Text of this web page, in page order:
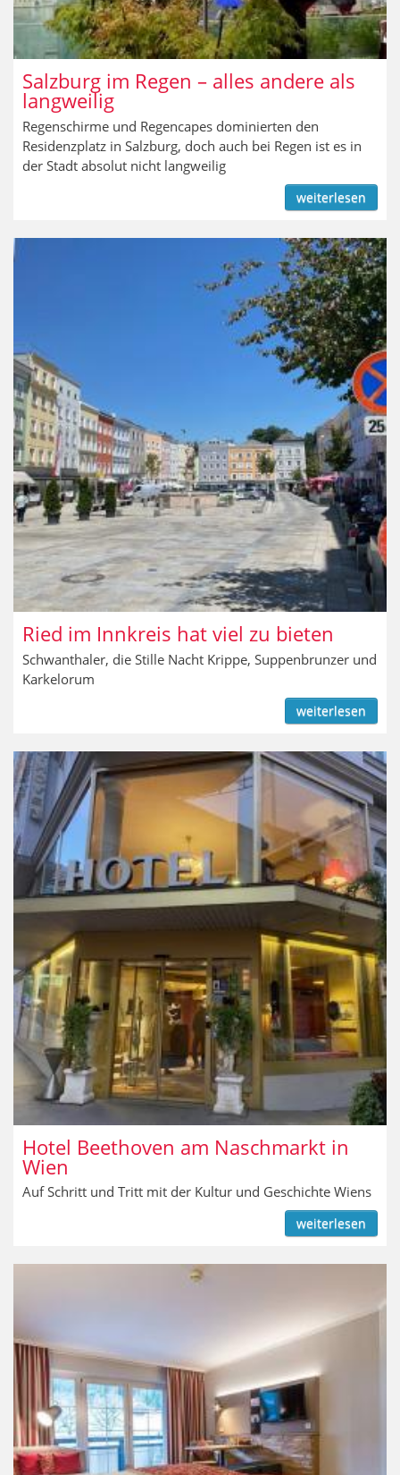
Salzburg im Regen – alles andere als
langweilig
Regenschirme und Regencapes dominierten den
Residenzplatz in Salzburg, doch auch bei Regen ist es in
der Stadt absolut nicht langweilig
weiterlesen
Ried im Innkreis hat viel zu bieten
Schwanthaler, die Stille Nacht Krippe, Suppenbrunzer und
Karkelorum
weiterlesen
Hotel Beethoven am Naschmarkt in
Wien
Auf Schritt und Tritt mit der Kultur und Geschichte Wiens
weiterlesen